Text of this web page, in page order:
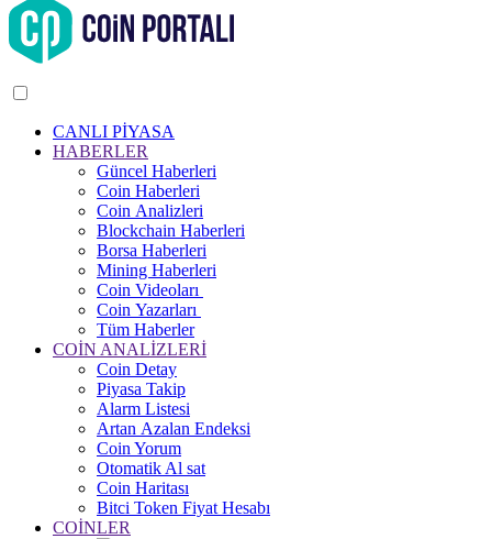
CANLI PİYASA
HABERLER
Güncel Haberleri
Coin Haberleri
Coin Analizleri
Blockchain Haberleri
Borsa Haberleri
Mining Haberleri
Coin Videoları
Coin Yazarları
Tüm Haberler
COİN ANALİZLERİ
Coin Detay
Piyasa Takip
Alarm Listesi
Artan Azalan Endeksi
Coin Yorum
Otomatik Al sat
Coin Haritası
Bitci Token Fiyat Hesabı
COİNLER